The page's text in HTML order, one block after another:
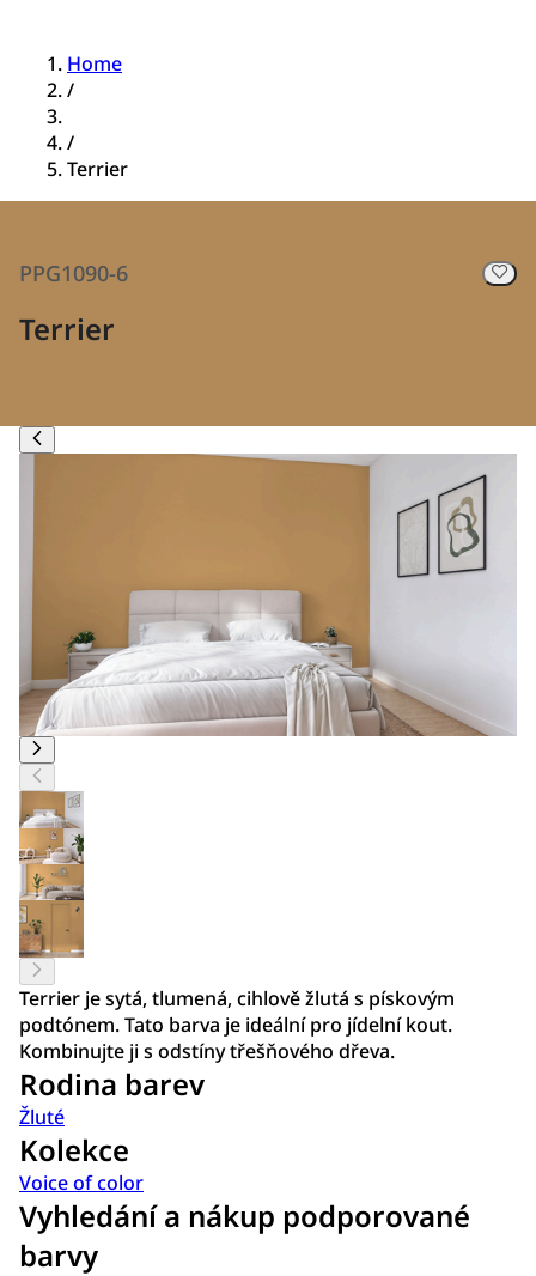
Home
/
/
Terrier
PPG1090-6
Terrier
Terrier je sytá, tlumená, cihlově žlutá s pískovým
podtónem. Tato barva je ideální pro jídelní kout.
Kombinujte ji s odstíny třešňového dřeva.
Rodina barev
Žluté
Kolekce
Voice of color
Vyhledání a nákup podporované
barvy